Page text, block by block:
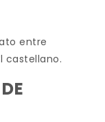
entre
castellano.